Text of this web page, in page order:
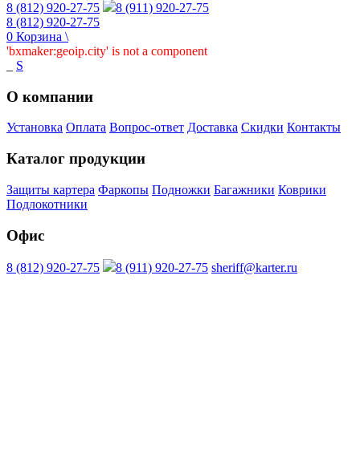
8 (812) 920-27-75
8 (911) 920-27-75
8 (812) 920-27-75
0 Корзина \
'bxmaker:geoip.city' is not a component
S
О компании
Установка Оплата Вопрос-ответ Доставка Скидки Контакты
Каталог продукции
Защиты картера Фаркопы Подножки Багажники Коврики
Подлокотники
Офис
8 (812) 920-27-75 8 (911) 920-27-75 sheriff@karter.ru